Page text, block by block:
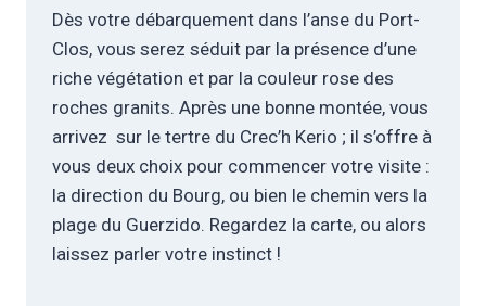
Dès votre débarquement dans l’anse du Port-
Clos, vous serez séduit par la présence d’une
riche végétation et par la couleur rose des
roches granits. Après une bonne montée, vous
arrivez sur le tertre du Crec’h Kerio ; il s’offre à
vous deux choix pour commencer votre visite :
la direction du Bourg, ou bien le chemin vers la
plage du Guerzido. Regardez la carte, ou alors
laissez parler votre instinct !